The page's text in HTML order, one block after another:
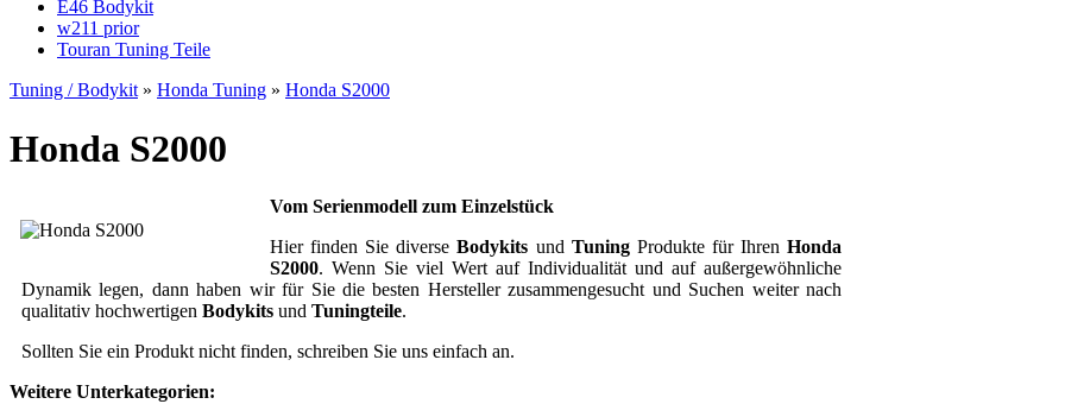
E46 Bodykit
w211 prior
Touran Tuning Teile
Tuning / Bodykit » Honda Tuning » Honda S2000
Honda S2000
Vom Serienmodell zum Einzelstück
Hier finden Sie diverseBodykits und TuningProdukte für IhrenHonda
S2000. Wenn Sie viel Wert auf Individualität und auf außergewöhnliche
Dynamik legen, dann haben wir für Sie die besten Hersteller zusammengesucht und Suchen weiter nach
qualitativ hochwertigen Bodykits und Tuningteile.
Sollten Sie ein Produkt nicht finden, schreiben Sie uns einfach an.
Weitere Unterkategorien: